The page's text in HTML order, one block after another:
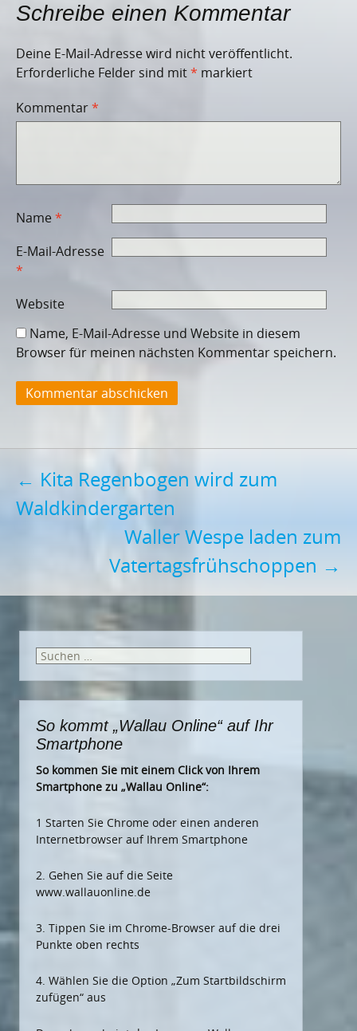
Schreibe einen Kommentar
Deine E-Mail-Adresse wird nicht veröffentlicht.
Erforderliche Felder sind mit* markiert
Kommentar*
Name*
E-Mail-Adresse
*
Website
Name, E-Mail-Adresse und Website in diesem
Browser für meinen nächsten Kommentar speichern.
Post
navigation
← Kita Regenbogen wird zum
Waldkindergarten
Waller Wespe laden zum
Vatertagsfrühschoppen →
Suchen
So kommt „Wallau Online“ auf Ihr
Smartphone
So kommen Sie mit einem Click von Ihrem
Smartphone zu „Wallau Online“:
1 Starten Sie Chrome oder einen anderen
Internetbrowser auf Ihrem Smartphone
2. Gehen Sie auf die Seite
www.wallauonline.de
3. Tippen Sie im Chrome-Browser auf die drei
Punkte oben rechts
4. Wählen Sie die Option „Zum Startbildschirm
zufügen“ aus